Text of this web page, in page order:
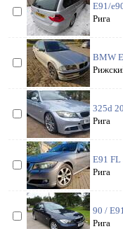
E91/
Рига
BMW
325d
Рига
E91 FL
Рига
90 /
Рига